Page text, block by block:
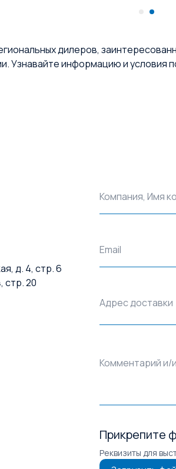
дилеров,
Узнавайте информацию и условия
д. 4, стр. 6
стр. 20
Компания, Имя
Email
Адрес доставки
Комментарий и/
Прикрепите
Реквизиты для